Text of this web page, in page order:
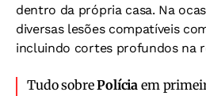
dentro da própria casa. Na
diversas lesões compatíveis
incluindo cortes profundos na
Tudo sobrePolícia em